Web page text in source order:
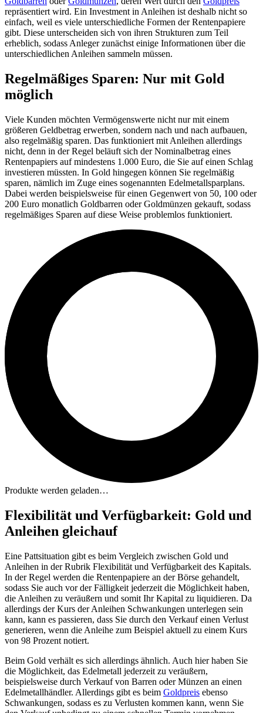
repräsentiert wird. Ein Investment in Anleihen ist deshalb nicht so
einfach, weil es viele unterschiedliche Formen der Rentenpapiere
gibt. Diese unterscheiden sich von ihren Strukturen zum Teil
erheblich, sodass Anleger zunächst einige Informationen über die
unterschiedlichen Anleihen sammeln müssen.
Regelmäßiges Sparen: Nur mit Gold
möglich
Viele Kunden möchten Vermögenswerte nicht nur mit einem
größeren Geldbetrag erwerben, sondern nach und nach aufbauen,
also regelmäßig sparen. Das funktioniert mit Anleihen allerdings
nicht, denn in der Regel beläuft sich der Nominalbetrag eines
Rentenpapiers auf mindestens 1.000 Euro, die Sie auf einen Schlag
investieren müssten. In Gold hingegen können Sie regelmäßig
sparen, nämlich im Zuge eines sogenannten Edelmetallsparplans.
Dabei werden beispielsweise für einen Gegenwert von 50, 100 oder
200 Euro monatlich Goldbarren oder Goldmünzen gekauft, sodass
regelmäßiges Sparen auf diese Weise problemlos funktioniert.
Produkte werden geladen…
Flexibilität und Verfügbarkeit: Gold und
Anleihen gleichauf
Eine Pattsituation gibt es beim Vergleich zwischen Gold und
Anleihen in der Rubrik Flexibilität und Verfügbarkeit des Kapitals.
In der Regel werden die Rentenpapiere an der Börse gehandelt,
sodass Sie auch vor der Fälligkeit jederzeit die Möglichkeit haben,
die Anleihen zu veräußern und somit Ihr Kapital zu liquidieren. Da
allerdings der Kurs der Anleihen Schwankungen unterlegen sein
kann, kann es passieren, dass Sie durch den Verkauf einen Verlust
generieren, wenn die Anleihe zum Beispiel aktuell zu einem Kurs
von 98 Prozent notiert.
Beim Gold verhält es sich allerdings ähnlich. Auch hier haben Sie
die Möglichkeit, das Edelmetall jederzeit zu veräußern,
beispielsweise durch Verkauf von Barren oder Münzen an einen
Edelmetallhändler. Allerdings gibt es beim Goldpreis ebenso
Schwankungen, sodass es zu Verlusten kommen kann, wenn Sie